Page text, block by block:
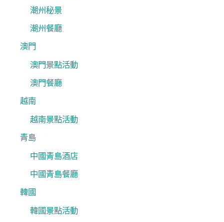
潮州秘景
潮州餐廳
澳門
澳門景點活動
澳門餐廳
越南
越南景點活動
青島
中國青島酒店
中國青島餐廳
韓國
韓國景點活動